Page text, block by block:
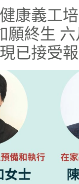
康義工
願終生 六
已接受